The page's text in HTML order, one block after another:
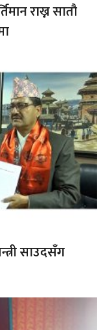
राख्न सातौ
साउदसँग